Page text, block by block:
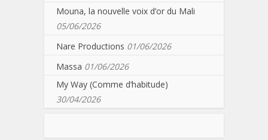
Mouna, la nouvelle voix d’or du Mali
05/06/2026
Nare Productions 01/06/2026
Massa 01/06/2026
My Way (Comme d’habitude)
30/04/2026